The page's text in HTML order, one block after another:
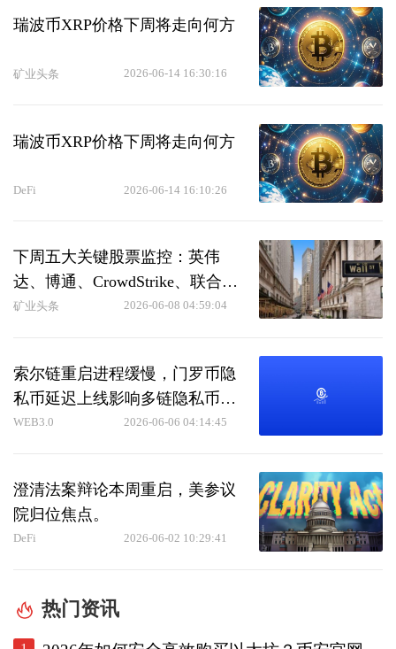
瑞波币XRP价格下周将走向何方
矿业头条 2026-06-14 16:30:16
瑞波币XRP价格下周将走向何方
DeFi 2026-06-14 16:10:26
下周五大关键股票监控：英伟
达、博通、CrowdStrike、联合健
康与美满电子
矿业头条 2026-06-08 04:59:04
索尔链重启进程缓慢，门罗币隐
私币延迟上线影响多链隐私币部
署进程
WEB3.0 2026-06-06 04:14:45
澄清法案辩论本周重启，美参议
院归位焦点。
DeFi 2026-06-02 10:29:41
热门资讯